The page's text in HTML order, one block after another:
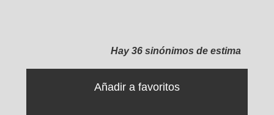
Hay 36 sinónimos de estima
Añadir a favoritos